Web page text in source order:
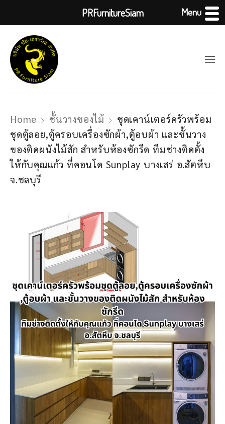
Home ชั้นวางของไม้
ชุดเคาน์เตอร์ครัวพร้อม
ชุดตู้ลอย,ตู้ครอบเครื่องซักผ้า,ตู้อบผ้า และชั้นวาง
ของติดผนังไม้สัก สำหรับห้องซักรีด ทีมช่างติดตั้ง
ให้กับคุณแก้ว ที่คอนโด Sunplay บางเสร่ อ.สัตหีบ
จ.ชลบุรี
PRFurnitureSiam Menu